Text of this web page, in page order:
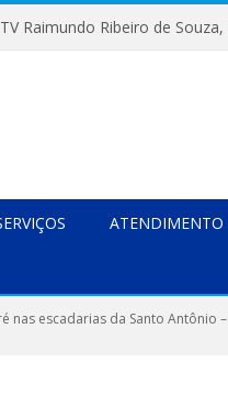
TV Raimundo Ribeiro de
ATENDIMENTO
nas escadarias da Santo Antônio –